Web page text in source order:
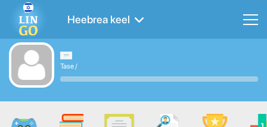
Heebrea keel
Tase/